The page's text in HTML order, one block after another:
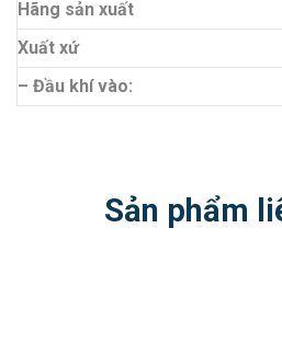
Hãng sản xuất
Xuất xứ
– Đầu khí vào:
Sản phẩm